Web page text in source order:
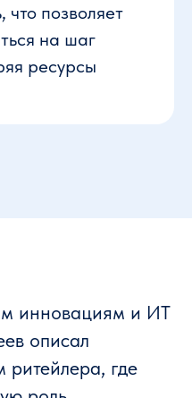
что позволяет
на шаг
ресурсы
инновациям и ИТ
описал
ритейлера, где